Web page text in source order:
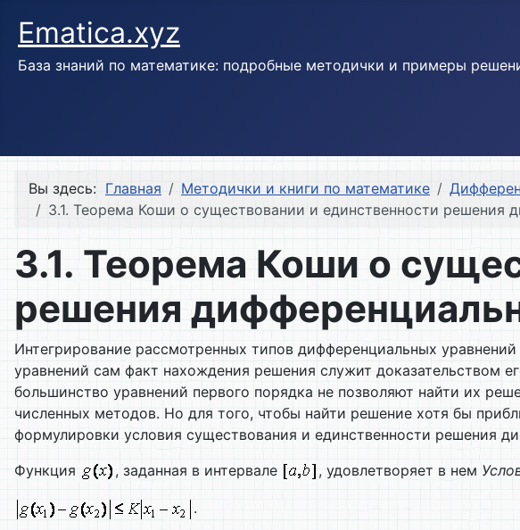
Ematica.xyz
База знаний по математике: подробные методички и примеры
Вы здесь: Главная Методички и книги по математике
3.1. Теорема Коши о существовании и единственности решения
3.1. Теорема Коши о
решения
Интегрирование рассмотренных типов дифференциальных
уравнений сам факт нахождения решения служит доказательством
большинство уравнений первого порядка не позволяют найти их
численных методов. Но для того, чтобы найти решение хотя бы
формулировки условия существования и единственности решения
Функция
, заданная в интервале , удовлетворяет в нем
.